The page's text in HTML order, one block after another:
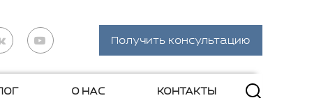
Получить консультацию
О НАС КОНТАКТЫ